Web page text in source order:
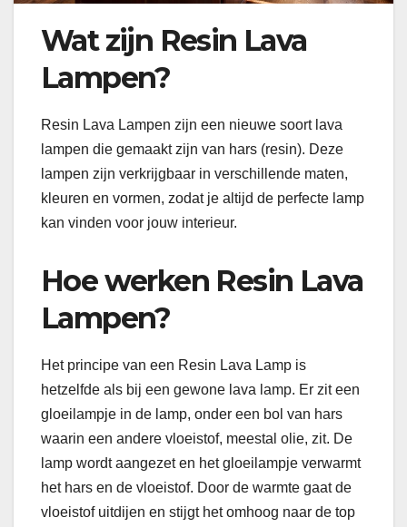
Wat zijn Resin Lava
Lampen?
Resin Lava Lampen zijn een nieuwe soort lava
lampen die gemaakt zijn van hars (resin). Deze
lampen zijn verkrijgbaar in verschillende maten,
kleuren en vormen, zodat je altijd de perfecte lamp
kan vinden voor jouw interieur.
Hoe werken Resin Lava
Lampen?
Het principe van een Resin Lava Lamp is
hetzelfde als bij een gewone lava lamp. Er zit een
gloeilampje in de lamp, onder een bol van hars
waarin een andere vloeistof, meestal olie, zit. De
lamp wordt aangezet en het gloeilampje verwarmt
het hars en de vloeistof. Door de warmte gaat de
vloeistof uitdijen en stijgt het omhoog naar de top